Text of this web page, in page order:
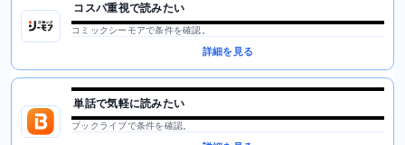
コスパ重視で読みたい
コミックシーモアで条件を確認。
詳細を見る
単話で気軽に読みたい
ブックライブで条件を確認。